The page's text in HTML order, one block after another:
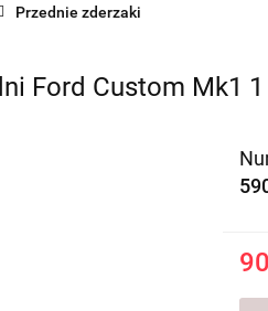
Przednie zderzaki
Ford Custom Mk1